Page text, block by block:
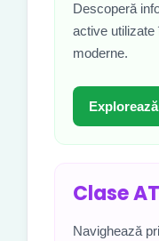
Descoperă
active utilizate
moderne.
Clase
Navighează